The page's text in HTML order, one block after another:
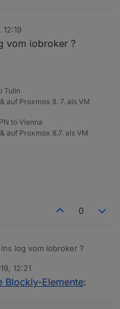
vom iobroker ?
Tulln
auf Proxmox 8. 7. als VM
to Vienna
auf Proxmox 8.7. als VM
0
log vom iobroker ?
12:21
Blockly-Elemente: